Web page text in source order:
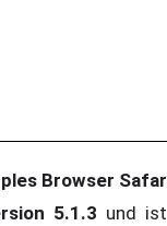
Browser
5.1.3 und